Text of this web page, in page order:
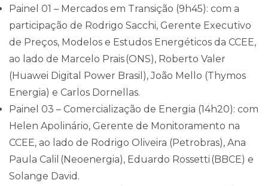
Painel 01 – Mercados em Transição (9h45): com a
participação de Rodrigo Sacchi, Gerente Executivo
de Preços, Modelos e Estudos Energéticos da CCEE,
ao lado de Marcelo Prais (ONS), Roberto Valer
(Huawei Digital Power Brasil), João Mello (Thymos
Energia) e Carlos Dornellas.
Painel 03 – Comercialização de Energia (14h20): com
Helen Apolinário, Gerente de Monitoramento na
CCEE, ao lado de Rodrigo Oliveira (Petrobras), Ana
Paula Calil (Neoenergia), Eduardo Rossetti (BBCE) e
Solange David.